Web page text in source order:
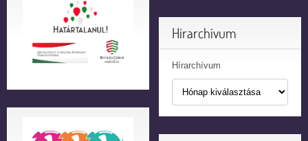
Hírarchívum
Hírarchívum